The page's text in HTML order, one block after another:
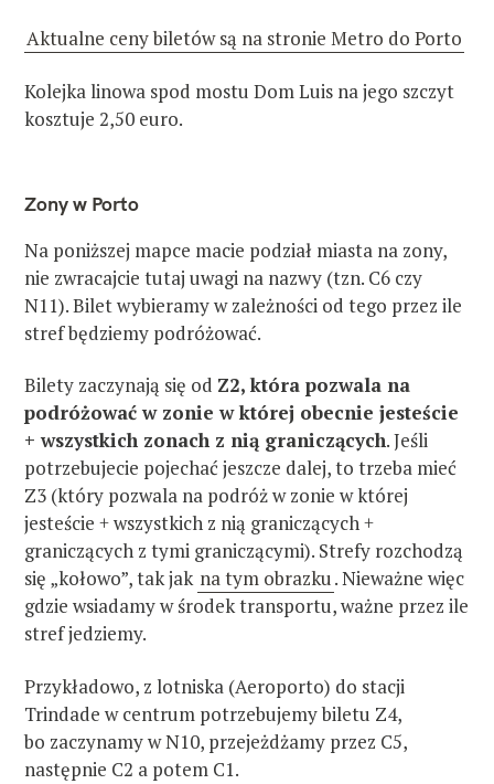
Aktualne ceny biletów są na stronie Metro do Porto
Kolejka linowa spod mostu Dom Luis na jego szczyt
kosztuje 2,50 euro.
Zony w Porto
Na poniższej mapce macie podział miasta na zony,
nie zwracajcie tutaj uwagi na nazwy (tzn. C6 czy
N11). Bilet wybieramy w zależności od tego przez ile
stref będziemy podróżować.
Bilety zaczynają się od Z2, która pozwala na
podróżować w zonie w której obecnie jesteście
+ wszystkich zonach z nią graniczących. Jeśli
potrzebujecie pojechać jeszcze dalej, to trzeba mieć
Z3 (który pozwala na podróż w zonie w której
jesteście + wszystkich z nią graniczących +
graniczących z tymi graniczącymi). Strefy rozchodzą
się „kołowo”, tak jak na tym obrazku. Nieważne więc
gdzie wsiadamy w środek transportu, ważne przez ile
stref jedziemy.
Przykładowo, z lotniska (Aeroporto) do stacji
Trindade w centrum potrzebujemy biletu Z4,
bo zaczynamy w N10, przejeżdżamy przez C5,
następnie C2 a potem C1.